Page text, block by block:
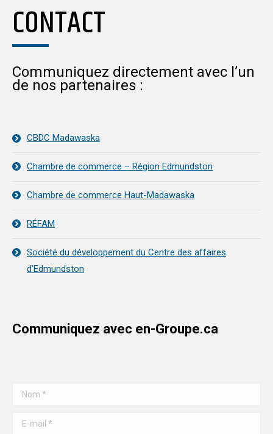
CONTACT
Communiquez directement avec l’un
de nos partenaires :
CBDC Madawaska
Chambre de commerce – Région Edmundston
Chambre de commerce Haut-Madawaska
RÉFAM
Société du développement du Centre des affaires
d’Edmundston
Communiquez avec en-Groupe.ca
Nom *
E-mail *